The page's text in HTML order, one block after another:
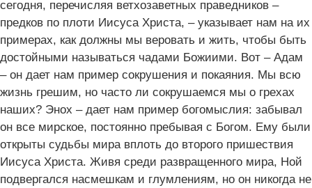
сегодня, перечисляя ветхозаветных праведников –
предков по плоти Иисуса Христа, – указывает нам на их
примерах, как должны мы веровать и жить, чтобы быть
достойными называться чадами Божиими. Вот – Адам
– он дает нам пример сокрушения и покаяния. Мы всю
жизнь грешим, но часто ли сокрушаемся мы о грехах
наших? Энох – дает нам пример богомыслия: забывал
он все мирское, постоянно пребывая с Богом. Ему были
открыты судьбы мира вплоть до второго пришествия
Иисуса Христа. Живя среди развращенного мира, Ной
подвергался насмешкам и глумлениям, но он никогда не